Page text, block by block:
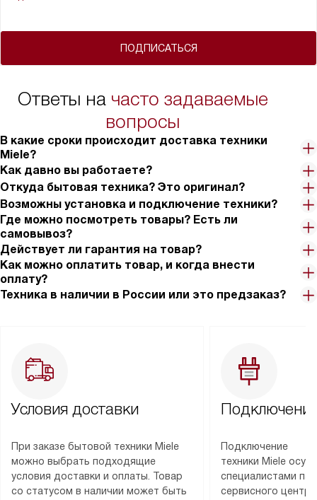
ПОДПИСАТЬСЯ
Ответы на часто задаваемые
вопросы
В какие сроки происходит доставка техники
Miele?
Как давно вы работаете?
Откуда бытовая техника? Это оригинал?
Возможны установка и подключение техники?
Где можно посмотреть товары? Есть ли
самовывоз?
Действует ли гарантия на товар?
Как можно оплатить товар, и когда внести
оплату?
Техника в наличии в России или это предзаказ?
Условия доставки
При заказе бытовой техники Miele
можно выбрать подходящие
условия доставки и оплаты. Товар
со статусом в наличии может быть
Подключение
техники Miele
специалистами
сервисного